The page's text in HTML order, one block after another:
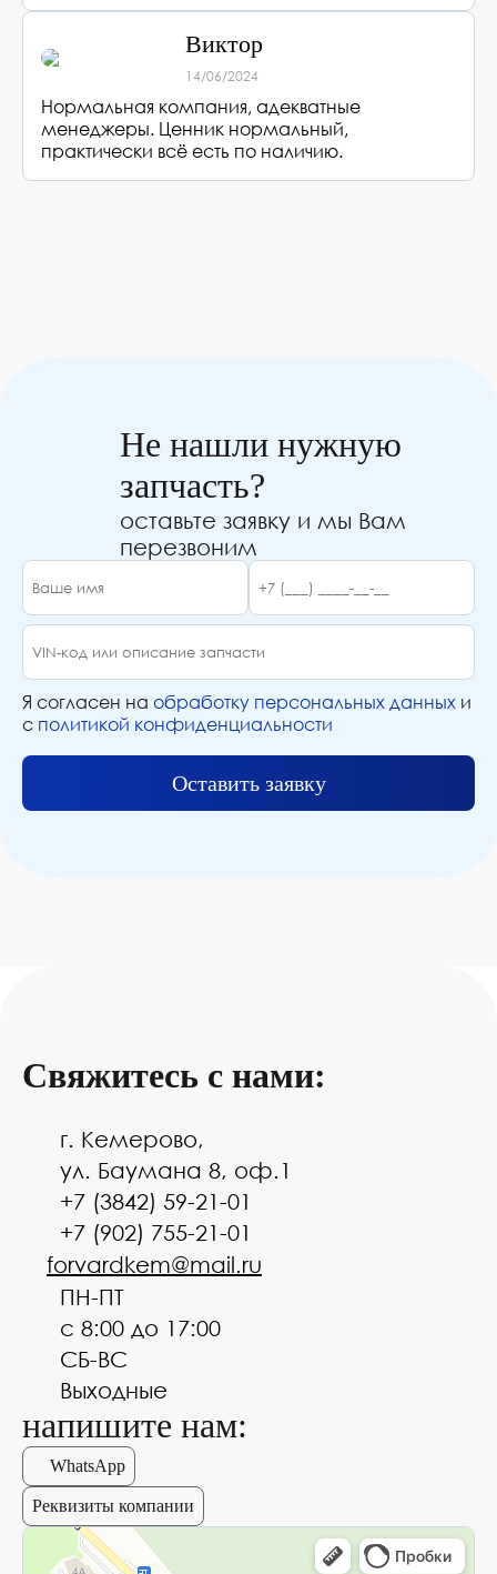
Виктор
14/06/2024
Нормальная компания, адекватные
менеджеры. Ценник нормальный,
практически всё есть по наличию.
Не нашли нужную
запчасть?
оставьте заявку и мы Вам
перезвоним
Я согласен на обработку персональных данных и
с политикой конфиденциальности
Оставить заявку
Свяжитесь с нами:
г. Кемерово,
ул. Баумана 8, оф.1
+7 (3842) 59-21-01
+7 (902) 755-21-01
forvardkem@mail.ru
ПН-ПТ
с 8:00 до 17:00
СБ-ВС
Выходные
напишите нам:
WhatsApp
Реквизиты компании